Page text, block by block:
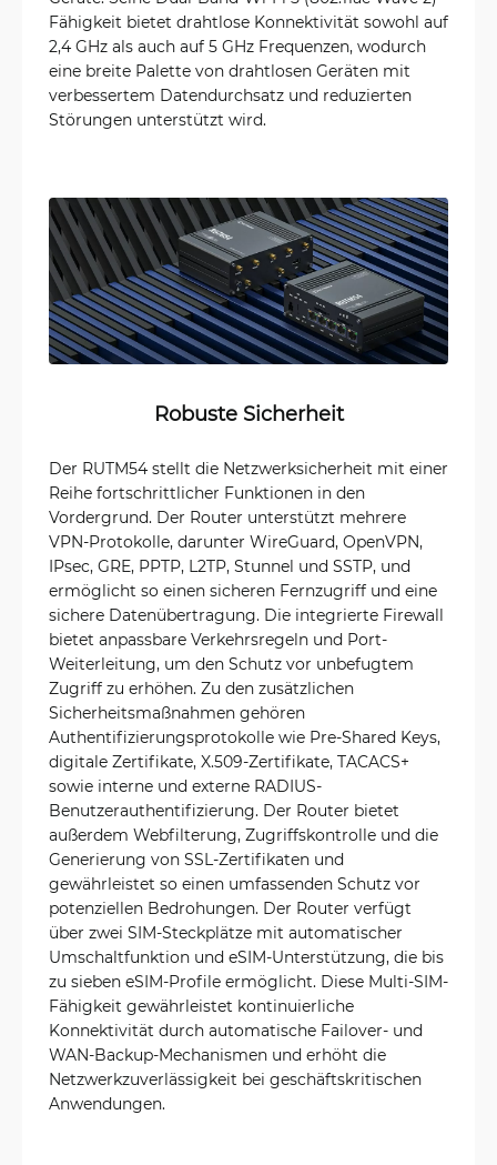
Fähigkeit bietet drahtlose Konnektivität sowohl auf
2,4 GHz als auch auf 5 GHz Frequenzen, wodurch
eine breite Palette von drahtlosen Geräten mit
verbessertem Datendurchsatz und reduzierten
Störungen unterstützt wird.
Robuste Sicherheit
Der RUTM54 stellt die Netzwerksicherheit mit einer
Reihe fortschrittlicher Funktionen in den
Vordergrund. Der Router unterstützt mehrere
VPN-Protokolle, darunter WireGuard, OpenVPN,
IPsec, GRE, PPTP, L2TP, Stunnel und SSTP, und
ermöglicht so einen sicheren Fernzugriff und eine
sichere Datenübertragung. Die integrierte Firewall
bietet anpassbare Verkehrsregeln und Port-
Weiterleitung, um den Schutz vor unbefugtem
Zugriff zu erhöhen. Zu den zusätzlichen
Sicherheitsmaßnahmen gehören
Authentifizierungsprotokolle wie Pre-Shared Keys,
digitale Zertifikate, X.509-Zertifikate, TACACS+
sowie interne und externe RADIUS-
Benutzerauthentifizierung. Der Router bietet
außerdem Webfilterung, Zugriffskontrolle und die
Generierung von SSL-Zertifikaten und
gewährleistet so einen umfassenden Schutz vor
potenziellen Bedrohungen. Der Router verfügt
über zwei SIM-Steckplätze mit automatischer
Umschaltfunktion und eSIM-Unterstützung, die bis
zu sieben eSIM-Profile ermöglicht. Diese Multi-SIM-
Fähigkeit gewährleistet kontinuierliche
Konnektivität durch automatische Failover- und
WAN-Backup-Mechanismen und erhöht die
Netzwerkzuverlässigkeit bei geschäftskritischen
Anwendungen.